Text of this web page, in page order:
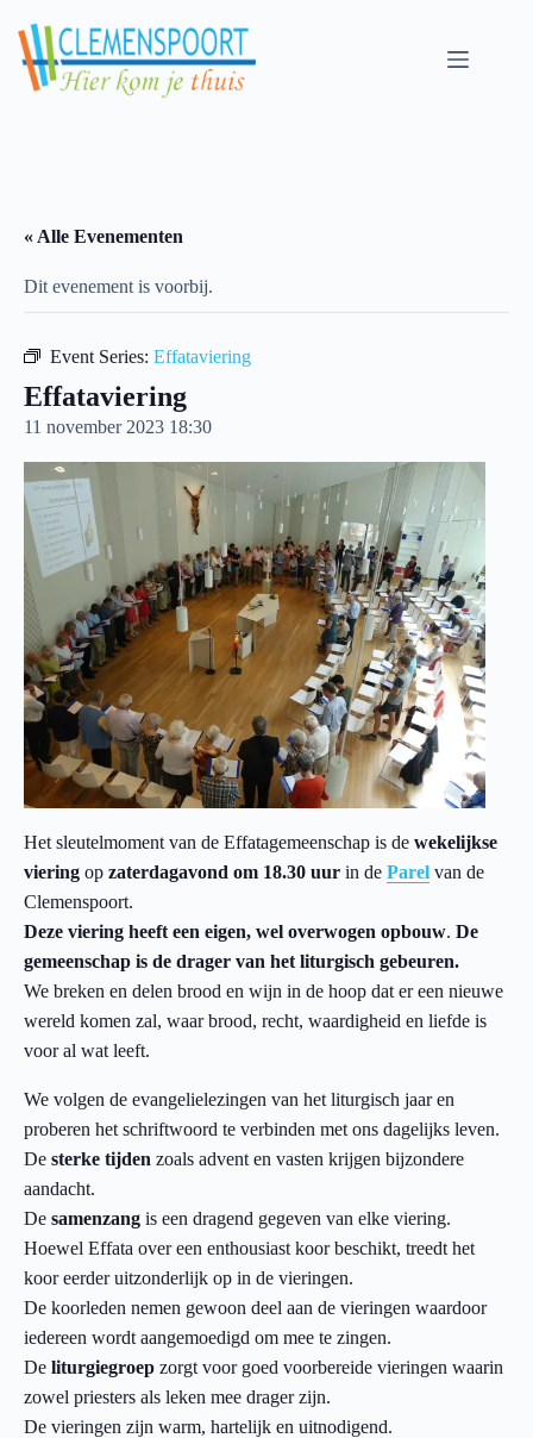
content
« Alle Evenementen
Dit evenement is voorbij.
Event Series: Effataviering
Effataviering
11 november 2023 18:30
Het sleutelmoment van de Effatagemeenschap is de wekelijkse
viering op zaterdagavond om 18.30 uur in de Parel van de
Clemenspoort.
Deze viering heeft een eigen, wel overwogen opbouw. De
gemeenschap is de drager van het liturgisch gebeuren.
We breken en delen brood en wijn in de hoop dat er een nieuwe
wereld komen zal, waar brood, recht, waardigheid en liefde is
voor al wat leeft.
We volgen de evangelielezingen van het liturgisch jaar en
proberen het schriftwoord te verbinden met ons dagelijks leven.
De sterke tijden zoals advent en vasten krijgen bijzondere
aandacht.
De samenzang is een dragend gegeven van elke viering.
Hoewel Effata over een enthousiast koor beschikt, treedt het
koor eerder uitzonderlijk op in de vieringen.
De koorleden nemen gewoon deel aan de vieringen waardoor
iedereen wordt aangemoedigd om mee te zingen.
De liturgiegroep zorgt voor goed voorbereide vieringen waarin
zowel priesters als leken mee drager zijn.
De vieringen zijn warm, hartelijk en uitnodigend.